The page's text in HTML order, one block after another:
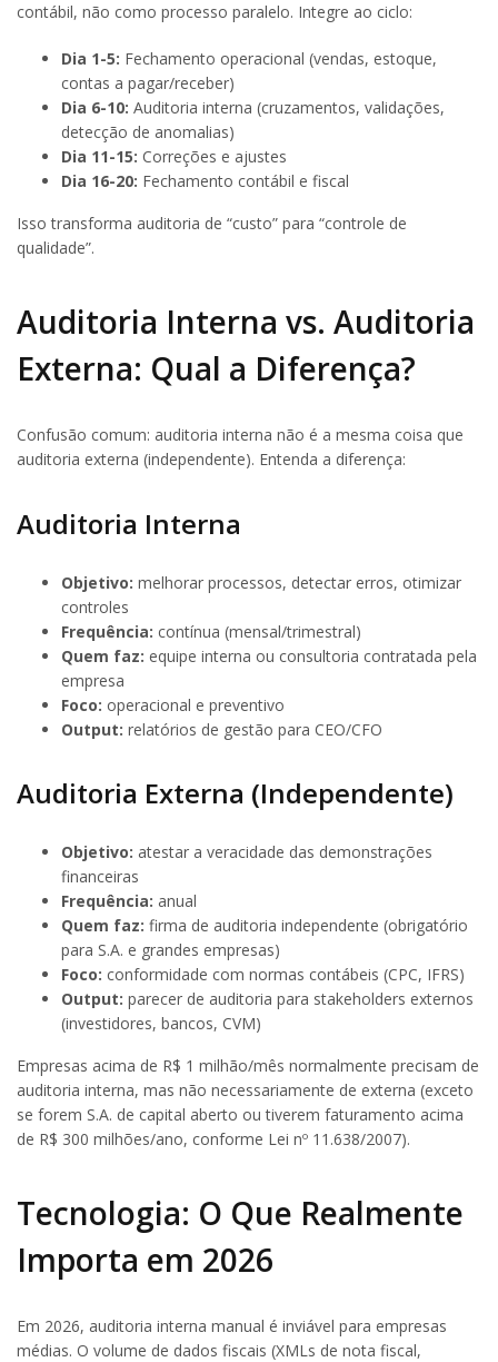
contábil, não como processo paralelo. Integre ao ciclo:
Dia 1-5: Fechamento operacional (vendas, estoque,
contas a pagar/receber)
Dia 6-10: Auditoria interna (cruzamentos, validações,
detecção de anomalias)
Dia 11-15: Correções e ajustes
Dia 16-20: Fechamento contábil e fiscal
Isso transforma auditoria de “custo” para “controle de
qualidade”.
Auditoria Interna vs. Auditoria
Externa: Qual a Diferença?
Confusão comum: auditoria interna não é a mesma coisa que
auditoria externa (independente). Entenda a diferença:
Auditoria Interna
Objetivo: melhorar processos, detectar erros, otimizar
controles
Frequência: contínua (mensal/trimestral)
Quem faz: equipe interna ou consultoria contratada pela
empresa
Foco: operacional e preventivo
Output: relatórios de gestão para CEO/CFO
Auditoria Externa (Independente)
Objetivo: atestar a veracidade das demonstrações
financeiras
Frequência: anual
Quem faz: firma de auditoria independente (obrigatório
para S.A. e grandes empresas)
Foco: conformidade com normas contábeis (CPC, IFRS)
Output: parecer de auditoria para stakeholders externos
(investidores, bancos, CVM)
Empresas acima de R$ 1 milhão/mês normalmente precisam de
auditoria interna, mas não necessariamente de externa (exceto
se forem S.A. de capital aberto ou tiverem faturamento acima
de R$ 300 milhões/ano, conforme Lei nº 11.638/2007).
Tecnologia: O Que Realmente
Importa em 2026
Em 2026, auditoria interna manual é inviável para empresas
médias. O volume de dados fiscais (XMLs de nota fiscal,